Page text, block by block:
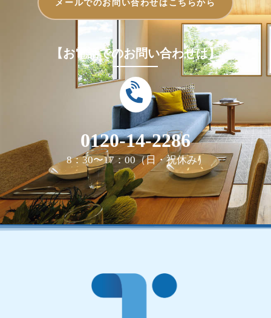
メールでのお問い合わせはこちらから
【お電話でのお問い合わせは】
0120-14-2286
8：30〜17：00（日・祝休み）